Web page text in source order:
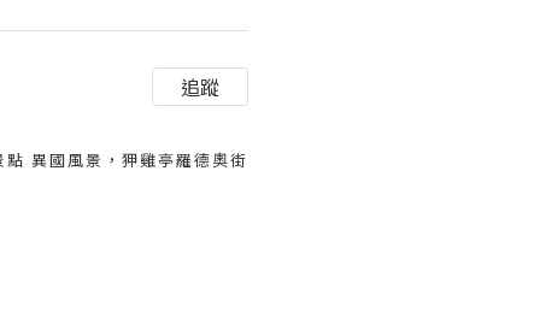
追蹤
異國風景，狎雞亭羅德奧街